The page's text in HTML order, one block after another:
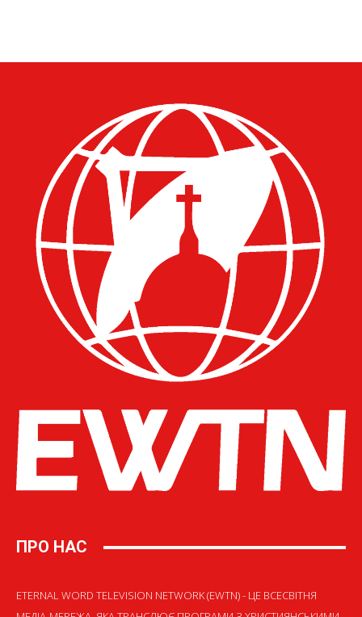
ПРО НАС
ETERNAL WORD TELEVISION NETWORK (EWTN) - ЦЕ ВСЕСВІТНЯ